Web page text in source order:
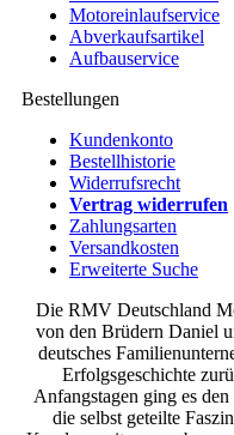
Motoreinlaufservice
Abverkaufsartikel
Aufbauservice
Bestellungen
Kundenkonto
Bestellhistorie
Widerrufsrecht
Vertrag widerrufen
Zahlungsarten
Versandkosten
Erweiterte Suche
Die RMV Deutschland
von den Brüdern Daniel
deutsches
Erfolgsgeschichte
Anfangstagen ging es
die selbst geteilte